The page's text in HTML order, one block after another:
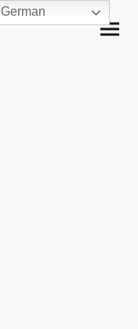
German